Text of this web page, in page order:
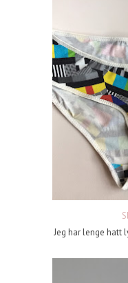
Jeg har lenge hatt